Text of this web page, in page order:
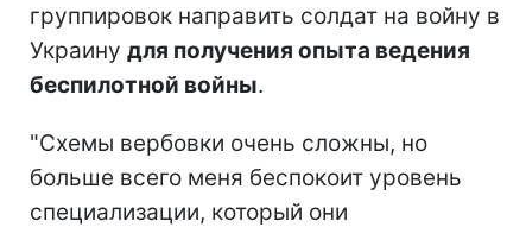
группировок направить солдат на войну в
Украину для получения опыта ведения
беспилотной войны.
"Схемы вербовки очень сложны, но
больше всего меня беспокоит уровень
специализации, который они